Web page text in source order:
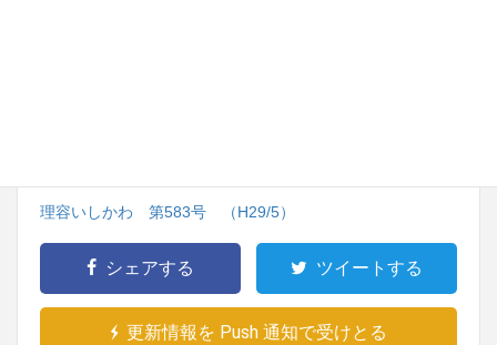
理容いしかわ 第583号 （H29/5）
シェアする ツイートする
更新情報を Push 通知で受けとる